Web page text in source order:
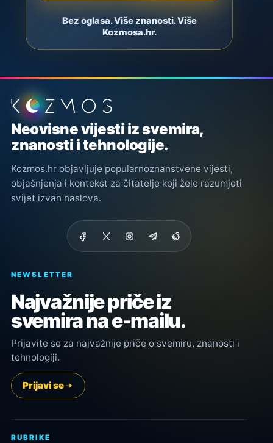
Bez oglasa. Više znanosti. Više
Kozmosa.hr.
Podnožje stranice
Neovisne vijesti iz svemira,
znanosti i tehnologije.
Kozmos.hr objavljuje popularnoznanstvene vijesti,
objašnjenja i kontekst za čitatelje koji žele razumjeti
svijet izvan naslova.
NEWSLETTER
Najvažnije priče iz
svemira na e-mailu.
Prijavite se za najvažnije priče o svemiru, znanosti i
tehnologiji.
Prijavi se
RUBRIKE